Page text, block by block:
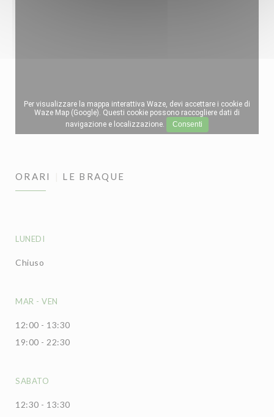
Per visualizzare la mappa interattiva Waze, devi accettare i cookie di
Waze Map (Google). Questi cookie possono raccogliere dati di
navigazione e localizzazione.
Consenti
ORARI LE BRAQUE
LUNEDI
Chiuso
MAR - VEN
12:00 - 13:30
19:00 - 22:30
SABATO
12:30 - 13:30